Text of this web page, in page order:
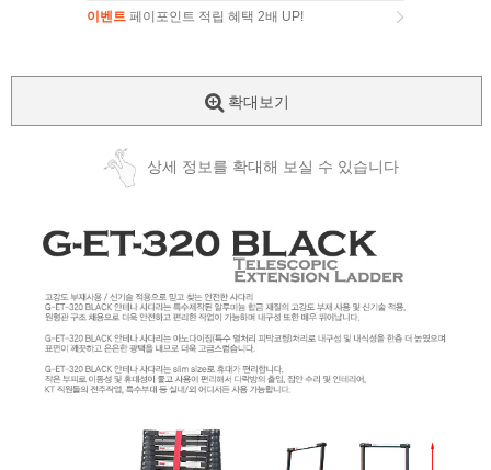
이벤트 페이포인트 적립 혜택 2배 UP!
확대보기
상세 정보를 확대해 보실 수 있습니다